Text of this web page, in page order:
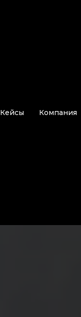
Кейсы Компания